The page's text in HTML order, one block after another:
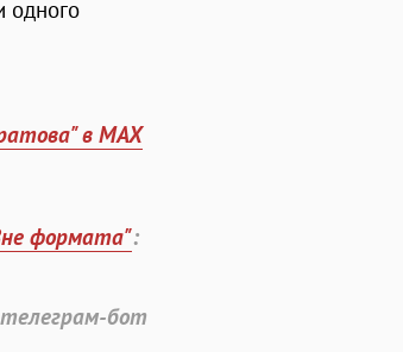
одного
в MAX
формата":
бот